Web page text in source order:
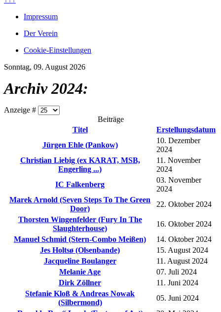
Impressum
Der Verein
Cookie-Einstellungen
Sonntag, 09. August 2026
Archiv 2024:
Anzeige #
Beiträge
Titel
Erstellungsdatum
Jürgen Ehle (Pankow)
10. Dezember
2024
Christian Liebig (ex KARAT, MSB,
Engerling ...)
11. November
2024
IC Falkenberg
03. November
2024
Marek Arnold (Seven Steps To The Green
Door)
22. Oktober 2024
Thorsten Wingenfelder (Fury In The
Slaughterhouse)
16. Oktober 2024
Manuel Schmid (Stern-Combo Meißen)
14. Oktober 2024
Jes Holtsø (Olsenbande)
15. August 2024
Jacqueline Boulanger
11. August 2024
Melanie Age
07. Juli 2024
Dirk Zöllner
11. Juni 2024
Stefanie Kloß & Andreas Nowak
(Silbermond)
05. Juni 2024